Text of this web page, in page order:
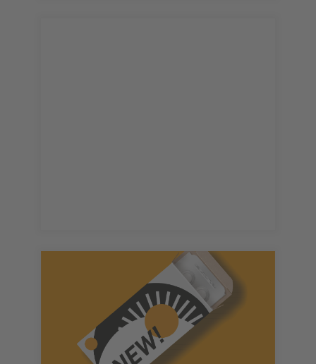
unverwechselbare und erlebbare
Produktverpackungen, die Ihrer Marke
Persönlichkeit verleihen.